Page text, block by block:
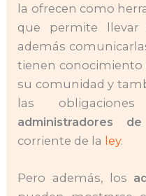
la ofrecen como
que permite
además
tienen conocimiento
su comunidad y
las
administradores
corriente de la ley.
Pero además, los